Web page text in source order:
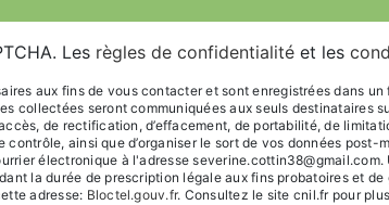
Les règles de confidentialité et les
aux fins de vous contacter et sont enregistrées dans
collectées seront communiquées aux seuls
de rectification, d’effacement, de portabilité, de
contrôle, ainsi que d’organiser le sort de vos données
électronique à l'adresse
la durée de prescription légale aux fins probatoires et
adresse: Bloctel.gouv.fr. Consultez le site cnil.fr pour